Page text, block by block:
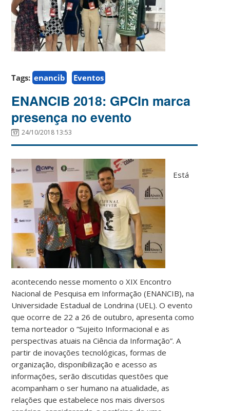
Tags: enancib Eventos
ENANCIB 2018: GPCIn marca
presença no evento
24/10/2018 13:53
Está
acontecendo nesse momento o XIX Encontro
Nacional de Pesquisa em Informação (ENANCIB), na
Universidade Estadual de Londrina (UEL). O evento
que ocorre de 22 a 26 de outubro, apresenta como
tema norteador o “Sujeito Informacional e as
perspectivas atuais na Ciência da Informação”. A
partir de inovações tecnológicas, formas de
organização, disponibilização e acesso as
informações, serão discutidas questões que
acompanham o ser humano na atualidade, as
relações que estabelece nos mais diversos